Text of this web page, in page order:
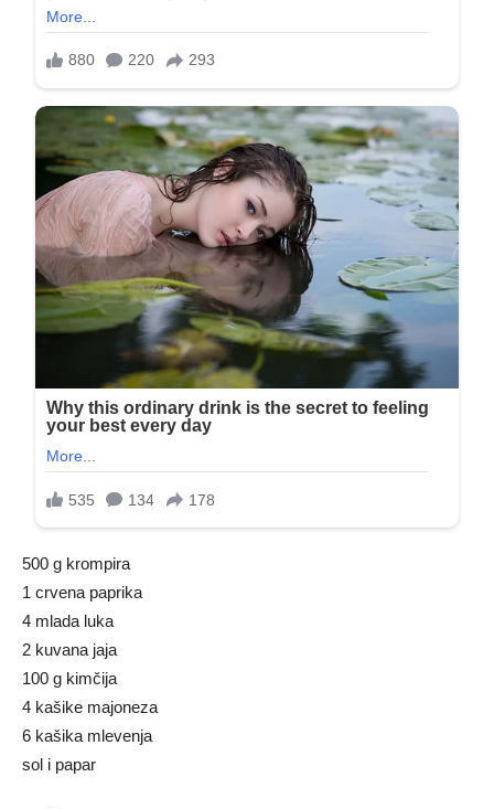
500 g krompira
1 crvena paprika
4 mlada luka
2 kuvana jaja
100 g kimčija
4 kašike majoneza
6 kašika mlevenja
sol i papar